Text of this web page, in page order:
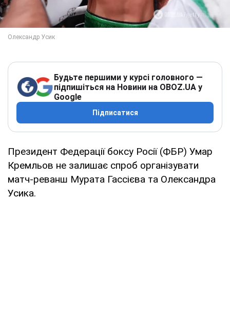
Будьте першими у курсі головного —
підпишіться на Новини на OBOZ.UA у
Google
Підписатися
Президент Федерації боксу Росії (ФБР) Умар
Кремльов не залишає спроб організувати
матч-реванш Мурата Гассієва та Олександра
Усика.